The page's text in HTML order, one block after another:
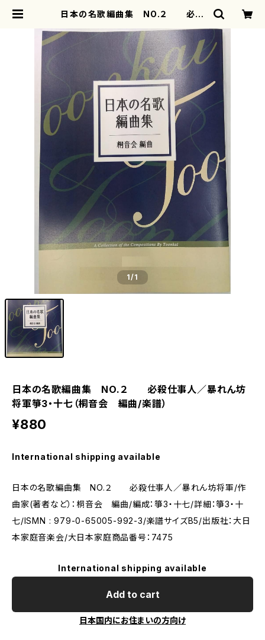
日本の名歌編曲集 NO.２ 必殺
音会 編曲/楽譜） | motherearth
1/1
日本の名歌編曲集 NO.２ 必殺仕事人／暴れん坊
将軍箏3・十七（桐音会 編曲/楽譜）
¥880
International shipping available
日本の名歌編曲集 NO.２ 必殺仕事人／暴れん坊将軍/作
曲家(著者など）：桐音会 編曲/編成：箏3・十七/詳細：箏3・十
七/ISMN : 979-0-65005-992-3/楽譜サイズB5/出版社：大日
本家庭音楽会/大日本家庭商品番号：7475
International shipping available
Add to cart
日本国内にお住まいの方向け